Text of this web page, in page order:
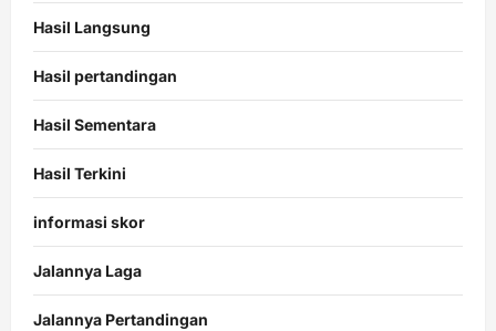
Hasil Langsung
Hasil pertandingan
Hasil Sementara
Hasil Terkini
informasi skor
Jalannya Laga
Jalannya Pertandingan